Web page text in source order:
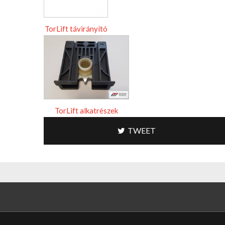
TorLift távirányító
TorLift alkatrészek
TWEET